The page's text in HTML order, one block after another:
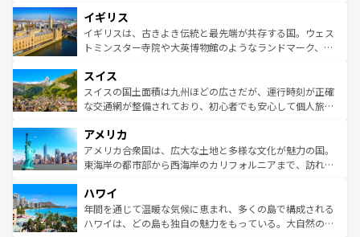
いる。シャンパンの発祥地であるランス、プロヴァンスの
香り高いラベンダー畑など、多彩な楽しみ方が可能だ。さ
らに、パリ以外の地域にも魅力が溢れており、どの街角に
れる地方に足を運ぶとそれぞれで全く異なる文化を体験で
きるだろう。 なお、新着のフランス情報はコンテンツ一覧
を参照してほしい。
顔を持つこの国は、どこを歩いても飽きることがない。ベ
ルリンの文化的活気、バイエルン州のアルプスの絶景、そ
してライン川沿いのワイン畑といった風景は必見。ビール
は、お酒好きな人にはぜひ体験してほしい。 なお、新着の
ドイツ情報はコンテンツ一覧を参照してほしい。
イギリス
イギリスは、古きよき伝統と最先端が共存する国。ウェス
トミンスター寺院や大英博物館のようなランドマーク、歴
リアごとに異なる魅力がある。また、優雅なアフタヌーン
ティー、ビール好きにはたまらない英国パブ、サッカー観
戦など、本場だからこそできる体験も豊富。イギリスを旅
ンツ一覧を参照してほしい。
スイス
スイスの国土面積は九州ほどの広さだが、運行時刻が正確
な交通網が整備されており、初心者でも安心して個人旅行
の建物がそのまま残る町や、スイスならではのユニークな
博物館もあり、アルプス観光だけでなく町歩きも満喫する
ことができる。国民の所得が高いため物価も高いが、旅行
ば市内交通費無料で観光を楽しむこともできる。 なお、新
着のスイス情報はコンテンツ一覧 を参照してほしい。
アメリカ
アメリカ合衆国は、広大な土地と多様な文化が魅力の国。
東海岸の都市部から西海岸のカリフォルニアまで、訪れる
のような巨大都市は、観光、ショッピング、エンターテイ
ンメントが詰まった刺激的なスポットだ。一方、アメリカ
西部には大自然が広がり、グランドキャニオンやイエロー
ハワイ
年間を通じて温暖な気候に恵まれ、多くの島で構成される
ハワイは、どの島も独自の魅力をもっている。大自然の神